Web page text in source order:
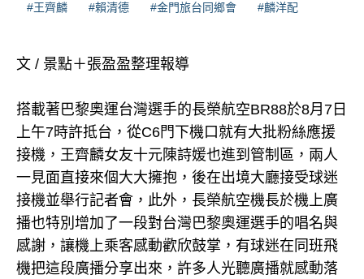
#王齊麟 #賴清德 #金門旅台同鄉會 #麟洋配
文 / 景點＋張盈盈整理報導
搭載著巴黎奧運台灣選手的長榮航空BR88於8月7日
上午7時許抵台，從C6門下機口就有大批粉絲應援
接機，王齊麟女友十元陳詩媛也進到管制區，兩人
一見面直接來個大大擁抱，後在出境大廳接受球迷
接機並舉行記者會，此外，長榮航空機長於機上廣
播也特別增加了一段對台灣巴黎奧運選手的唱名與
感謝，讓機上乘客感動歡欣鼓掌，有球迷在同班飛
機把這段廣播分享出來，許多人光聽廣播就感動落